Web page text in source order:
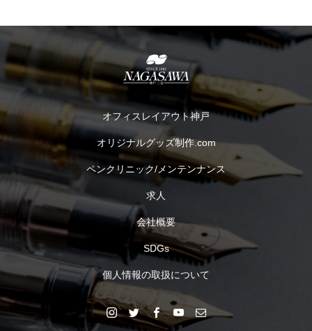
オフィスレイアウト神戸
オリジナルグッズ制作.com
ペンクリニック/メンテンナンス
求人
会社概要
SDGs
個人情報の取扱について